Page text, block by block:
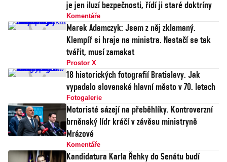
je jen iluzí bezpečnosti, řídí ji staré doktríny
Komentáře
Marek Adamczyk: Jsem z něj zklamaný.
Klempíř si hraje na ministra. Nestačí se tak
tvářit, musí zamakat
Prostor X
18 historických fotografií Bratislavy. Jak
vypadalo slovenské hlavní město v 70. letech
Fotogalerie
Motoristé sázejí na přeběhlíky. Kontroverzní
brněnský lídr kráčí v závěsu ministryně
Mrázové
Komentáře
Kandidatura Karla Řehky do Senátu budí